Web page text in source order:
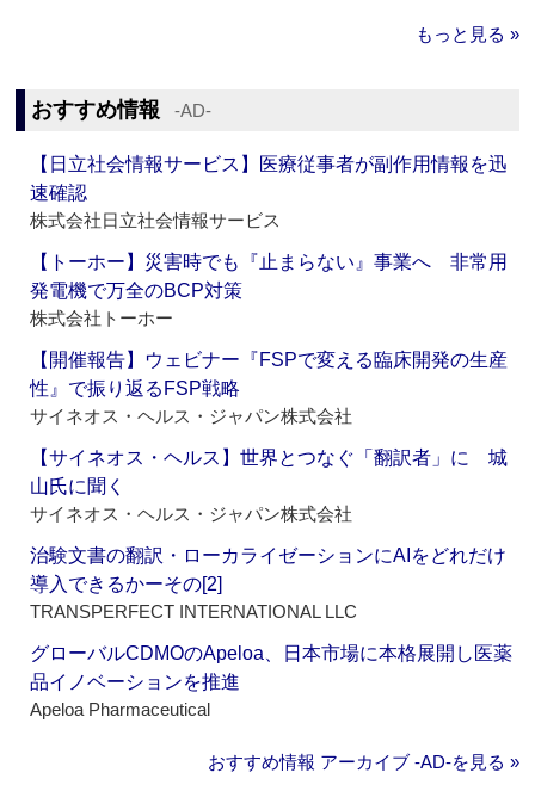
もっと見る »
おすすめ情報 ‐AD‐
【日立社会情報サービス】医療従事者が副作用情報を迅
速確認
株式会社日立社会情報サービス
【トーホー】災害時でも『止まらない』事業へ 非常用
発電機で万全のBCP対策
株式会社トーホー
【開催報告】ウェビナー『FSPで変える臨床開発の生産
性』で振り返るFSP戦略
サイネオス・ヘルス・ジャパン株式会社
【サイネオス・ヘルス】世界とつなぐ「翻訳者」に 城
山氏に聞く
サイネオス・ヘルス・ジャパン株式会社
治験文書の翻訳・ローカライゼーションにAIをどれだけ
導入できるかーその[2]
TRANSPERFECT INTERNATIONAL LLC
グローバルCDMOのApeloa、日本市場に本格展開し医薬
品イノベーションを推進
Apeloa Pharmaceutical
おすすめ情報 アーカイブ ‐AD‐を見る »